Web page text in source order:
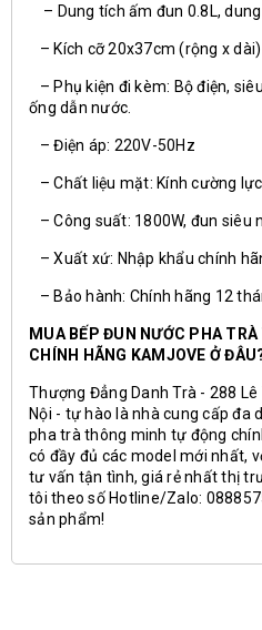
– Dung tích ấm đun 0.8L,
– Kích cỡ 20x37cm (rộng x
– Phụ kiện đi kèm: Bộ điện,
ống dẫn nước.
– Điện áp: 220V-50Hz
– Chất liệu mặt: Kính cường
– Công suất: 1800W, đun siêu
– Xuất xứ: Nhập khẩu chính
– Bảo hành: Chính hãng 12
MUA BẾP ĐUN NƯỚC PHA
CHÍNH HÃNG KAMJOVE Ở
Thượng Đẳng Danh Trà - 288
Nội - tự hào là nhà cung cấp đa
pha trà thông minh tự động
có đầy đủ các model mới nhất,
tư vấn tận tình, giá rẻ nhất thị
tôi theo số Hotline/Zalo:
sản phẩm!